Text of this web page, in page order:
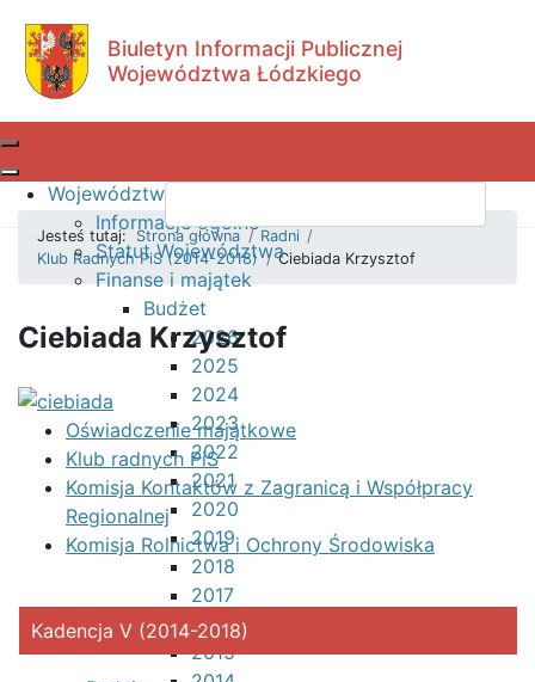
Biuletyn Informacji Publicznej
Województwa Łódzkiego
Województwo Łódzkie
Informacje ogólne
Statut Województwa
Finanse i majątek
Budżet
2026
2025
2024
2023
2022
2021
2020
2019
2018
2017
2016
2015
Jesteś tutaj: Strona główna / Radni /
Klub Radnych PiS (2014-2018) / Ciebiada Krzysztof
Ciebiada Krzysztof
Oświadczenie majątkowe
Klub radnych PiS
Komisja Kontaktów z Zagranicą i Współpracy
Regionalnej
Komisja Rolnictwa i Ochrony Środowiska
Kadencja V (2014-2018)